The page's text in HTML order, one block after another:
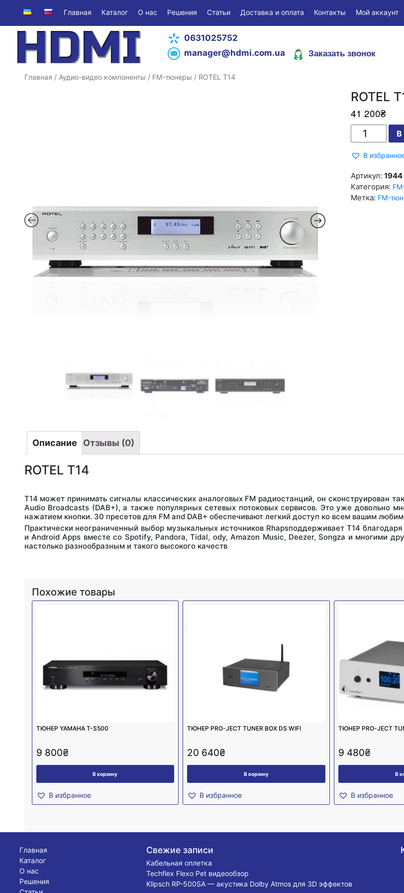
Главная Каталог О нас Решения Статьи Доставка и оплата Контакты Мой аккаунт
0631025752
manager@hdmi.com.ua
Заказать звонок
Главная / Аудио-видео компоненты / FM-тюнеры / ROTEL T14
ROTEL
41 200₴
T14
В
В
Артикул: 1944
Категория:
Метка: FM-
Описание Отзывы (0)
ROTEL T14
T14 может принимать сигналы классических аналоговых FM радиостанций, он сконструирован
Audio Broadcasts (DAB+), а также популярных сетевых потоковых сервисов. Это уже довольно
нажатием кнопки. 30 пресетов для FM and DAB+ обеспечивают легкий доступ ко всем вашим
Практически неограниченный выбор музыкальных источников Rhapsподдерживает T14
и Android Apps вместе со Spotify, Pandora, Tidal, ody, Amazon Music, Deezer, Songza и многими
настолько разнообразным и такого высокого качеств
Похожие товары
ТЮНЕР YAMAHA T-S500
9 800₴
В корзину
В избранное
ТЮНЕР PRO-JECT TUNER BOX DS WIFI
20 640₴
В корзину
В избранное
ТЮНЕР PRO-JECT
9 480₴
В
В избранное
Главная
Каталог
О нас
Решения
Свежие записи
Кабельная оплетка
Techflex Flexo Pet видеообзор
Klipsch RP-500SA — акустика Dolby Atmos для 3D эффектов